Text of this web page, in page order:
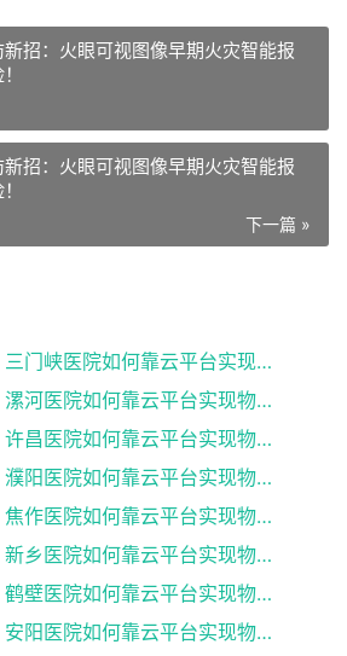
招：火眼可视图像早期火灾智能报
招：火眼可视图像早期火灾智能报
下一篇 »
告别供应链混乱：三门峡医院如何靠云平台实现物资管理的精准对接
告别供应链混乱：漯河医院如何靠云平台实现物资管理的精准对接
告别供应链混乱：许昌医院如何靠云平台实现物资管理的精准对接
告别供应链混乱：濮阳医院如何靠云平台实现物资管理的精准对接
告别供应链混乱：焦作医院如何靠云平台实现物资管理的精准对接
告别供应链混乱：新乡医院如何靠云平台实现物资管理的精准对接
告别供应链混乱：鹤壁医院如何靠云平台实现物资管理的精准对接
告别供应链混乱：安阳医院如何靠云平台实现物资管理的精准对接